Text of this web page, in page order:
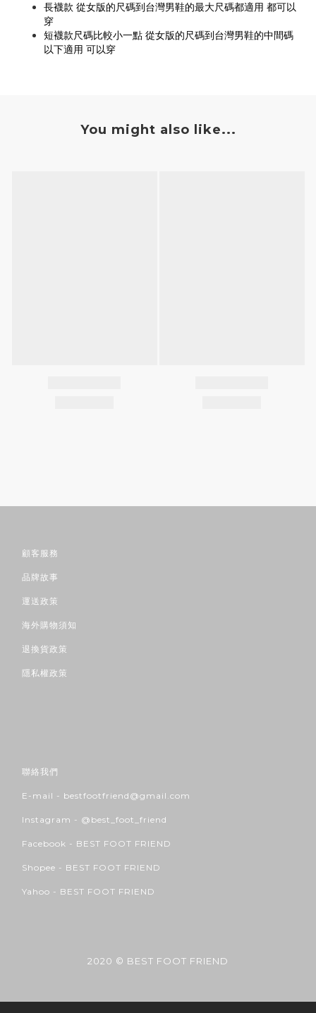
長襪款 從女版的尺碼到台灣男鞋的最大尺碼都適用 都可以
穿
短襪款尺碼比較小一點 從女版的尺碼到台灣男鞋的中間碼
以下適用 可以穿
You might also like...
顧客服務
品牌故事
運送政策
海外購物須知
退換貨政策
隱私權政策
聯絡我們
E-mail - bestfootfriend@gmail.com
Instagram - @best_foot_friend
Facebook - BEST FOOT FRIEND
Shopee - BEST FOOT FRIEND
Yahoo - BEST FOOT FRIEND
2020 © BEST FOOT FRIEND